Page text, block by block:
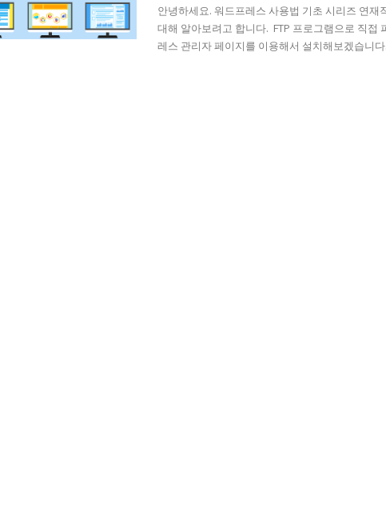
안녕하세요. 워드프레스 사용법 기초 시리즈 연
대해 알아보려고 합니다. FTP 프로그램으로 직접
레스 관리자 페이지를 이용해서 설치해보겠습니